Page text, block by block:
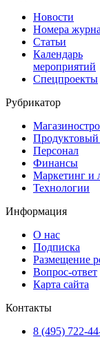
Новости
Номера
Статьи
Календарь
мероприятий
Спецпроекты
Рубрикатор
Продуктовый
Персонал
Финансы
Маркетинг и
Технологии
Информация
О нас
Подписка
Размещение
Вопрос-ответ
Карта сайта
Контакты
8 (495)